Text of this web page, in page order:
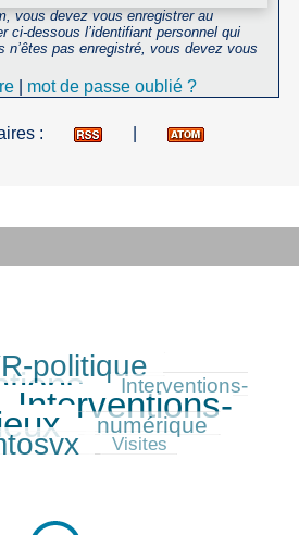
vous devez vous enregistrer au
ci-dessous l’identifiant personnel qui
n’êtes pas enregistré, vous devez vous
mot de passe oublié ?
:
politique
Interventions-
Interventions-
numérique
Visites